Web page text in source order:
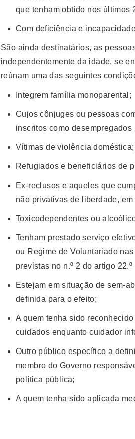
que tenham obtido nos últimos
Com deficiência e
São ainda destinatários, as
independentemente da idade, se
reúnam uma das seguintes
Integrem família monoparental;
Cujos cônjuges ou pessoas
inscritos como desempregados
Vítimas de violência doméstica;
Refugiados e beneficiários de
Ex-reclusos e aqueles que
não privativas de liberdade,
Toxicodependentes ou
Tenham prestado serviço
ou Regime de Voluntariado
previstas no n.º 2 do artigo
Estejam em situação de sem-
definida para o efeito;
A quem tenha sido
cuidados enquanto cuidador
Outro público específico a
membro do Governo
política pública;
A quem tenha sido aplicada